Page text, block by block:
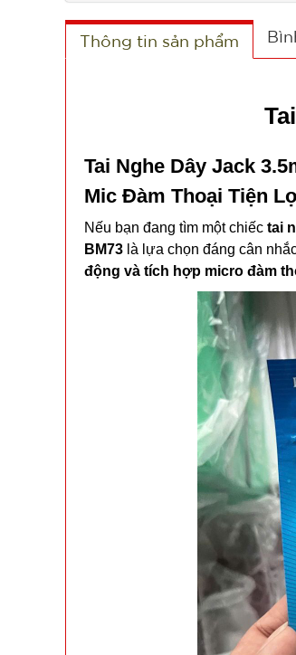
Thông tin sản phẩm
Tai Nghe Dây Jack
Mic Đàm Thoại Tiện
Nếu bạn đang tìm mộtchiếc tai
BM73 là lựa chọn đáng cân
động và tích hợp micro đàm